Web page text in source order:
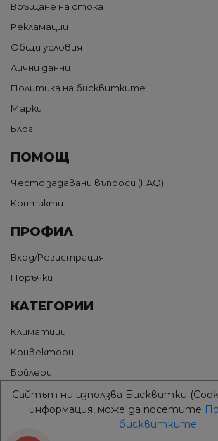
Сайтът ни използва Бисквитки
информация, може да посетите
бисквитките
Връщане на стока
Рекламации
Общи условия
Лични данни
Политика на бисквитките
Марки
Блог
ПОМОЩ
Често задавани въпроси (FAQ)
Контакти
ПРОФИЛ
Вход/Регистрация
Поръчки
КАТЕГОРИИ
Климатици
Конвектори
Бойлери
Термопомпи
Грижа за въздуха